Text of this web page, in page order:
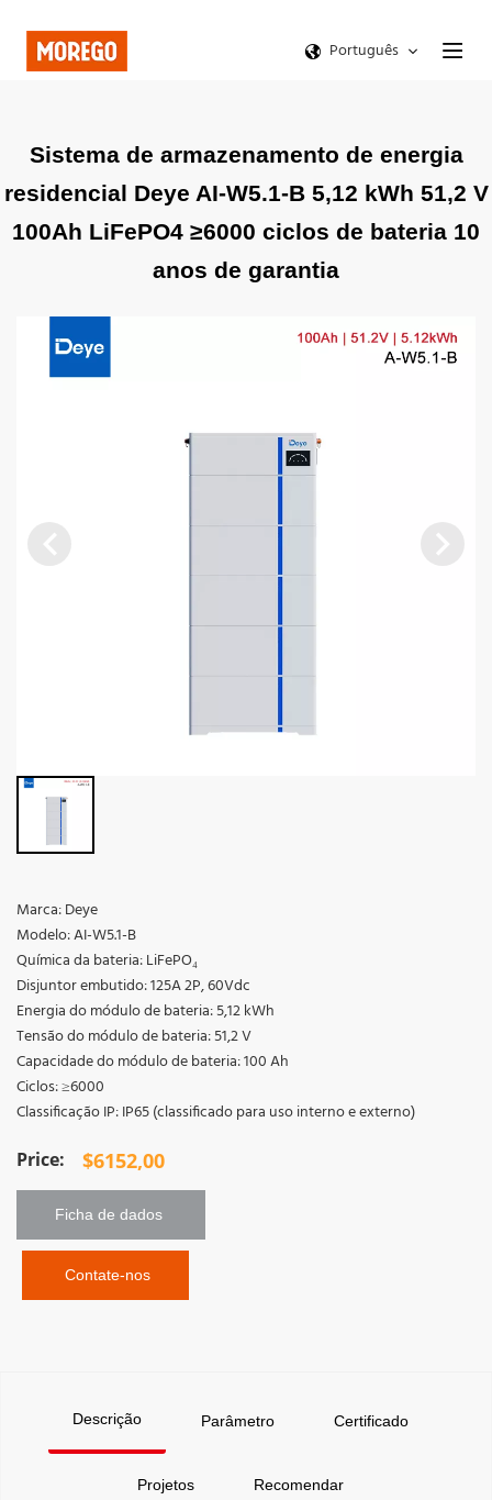
Português
Sistema de armazenamento de energia
residencial Deye AI-W5.1-B 5,12 kWh 51,2 V
100Ah LiFePO4 ≥6000 ciclos de bateria 10
anos de garantia
Marca: Deye
Modelo: AI-W5.1-B
Química da bateria: LiFePO₄
Disjuntor embutido: 125A 2P, 60Vdc
Energia do módulo de bateria: 5,12 kWh
Tensão do módulo de bateria: 51,2 V
Capacidade do módulo de bateria: 100 Ah
Ciclos: ≥6000
Classificação IP: IP65 (classificado para uso interno e externo)
$6152,00
Ficha de dados
Contate-nos
Descrição Parâmetro Certificado
Projetos Recomendar